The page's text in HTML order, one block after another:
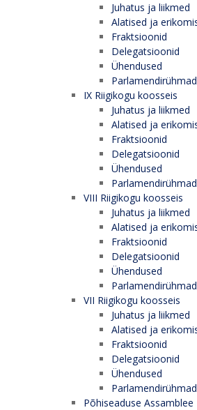
Juhatus ja liikmed
Alatised ja
Fraktsioonid
Delegatsioonid
Ühendused
Parlamendirühmad
IX Riigikogu koosseis
Juhatus ja liikmed
Alatised ja
Fraktsioonid
Delegatsioonid
Ühendused
Parlamendirühmad
VIII Riigikogu koosseis
Juhatus ja liikmed
Alatised ja
Fraktsioonid
Delegatsioonid
Ühendused
Parlamendirühmad
VII Riigikogu koosseis
Juhatus ja liikmed
Alatised ja
Fraktsioonid
Delegatsioonid
Ühendused
Parlamendirühmad
Põhiseaduse Assamblee